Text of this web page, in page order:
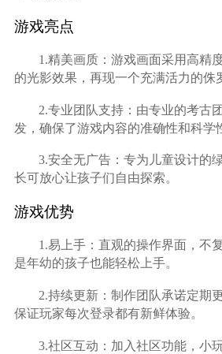
游戏亮点
1.精美画质：游戏画面采用高精
的光影效果，再现一个充满活力的侏
2.专业团队支持：由专业的考古
发，确保了游戏内容的准确性和科学
3.安全无广告：专为儿童设计的
长可放心让孩子们自由探索。
游戏优势
1.易上手：直观的操作界面，不
是年幼的孩子也能轻松上手。
2.持续更新：制作团队承诺定期
保证玩家每次登录都有新鲜体验。
3.社区互动：加入社区功能，小